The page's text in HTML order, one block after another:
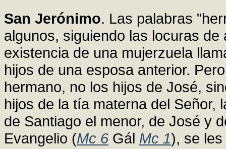
San Jerónimo. Las palabras
algunos, siguiendo las locuras
existencia de una mujerzuela
hijos de una esposa anterior.
hermano, no los hijos de José,
hijos de la tía materna del Señor,
de Santiago el menor, de José y
Evangelio (Mc 6 Gál Mc 1), se les